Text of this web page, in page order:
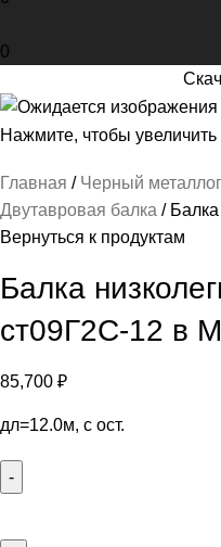
0
Нажмите, чтобы
Главная Черный
Двутавровая балка
Вернуться к продуктам
Балка
ст09Г2С-12 в
85,700 ₽
дл=12.0м, с ост.